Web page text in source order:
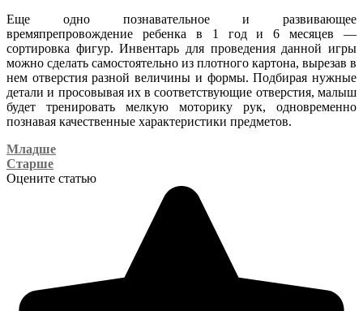
Еще одно познавательное и развивающее
времяпрепровождение ребенка в 1 год и 6 месяцев —
сортировка фигур. Инвентарь для проведения данной игры
можно сделать самостоятельно из плотного картона, вырезав в
нем отверстия разной величины и формы. Подбирая нужные
детали и просовывая их в соответствующие отверстия, малыш
будет тренировать мелкую моторику рук, одновременно
познавая качественные характеристики предметов.
Младше
Старше
Оцените статью